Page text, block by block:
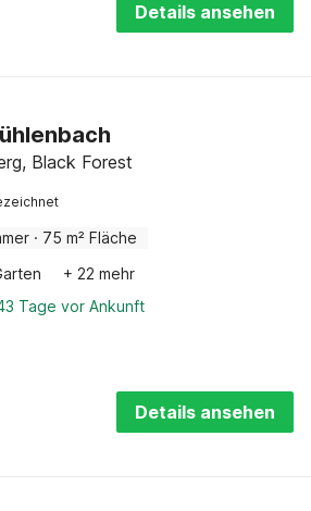
Details ansehen
Black Forest
· 75 m² Fläche
+ 22 mehr
Tage vor Ankunft
Details ansehen